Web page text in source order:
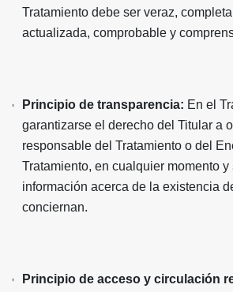
Tratamiento debe ser veraz,
actualizada, comprobable y
Principio de transparencia: En el
garantizarse el derecho del Titular a
responsable del Tratamiento o del
Tratamiento, en cualquier momento
información acerca de la existencia
conciernan.
Principio de acceso y circulación